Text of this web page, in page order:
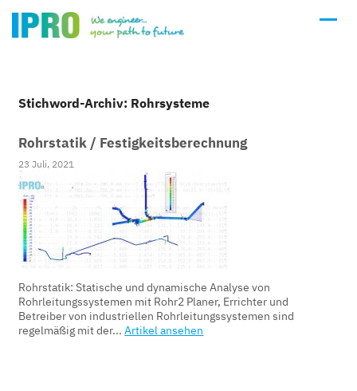
Stichword-Archiv: Rohrsysteme
Rohrstatik / Festigkeitsberechnung
23 Juli, 2021
Rohrstatik: Statische und dynamische Analyse von
Rohrleitungssystemen mit Rohr2 Planer, Errichter und
Betreiber von industriellen Rohrleitungssystemen sind
regelmäßig mit der...Artikel ansehen